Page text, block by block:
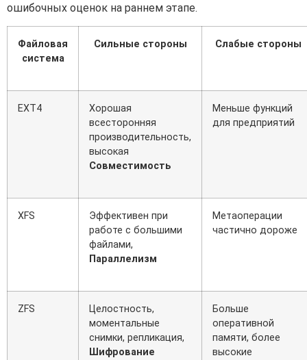
ошибочных оценок на раннем этапе.
Файловая
система
Сильные стороны Слабые стороны
EXT4
Хорошая
всесторонняя
производительность,
высокая
Совместимость
Меньше функций
для предприятий
XFS
Эффективен при
работе с большими
файлами,
Параллелизм
Метаоперации
частично дороже
ZFS
Целостность,
моментальные
снимки, репликация,
Шифрование
Больше
оперативной
памяти, более
высокие